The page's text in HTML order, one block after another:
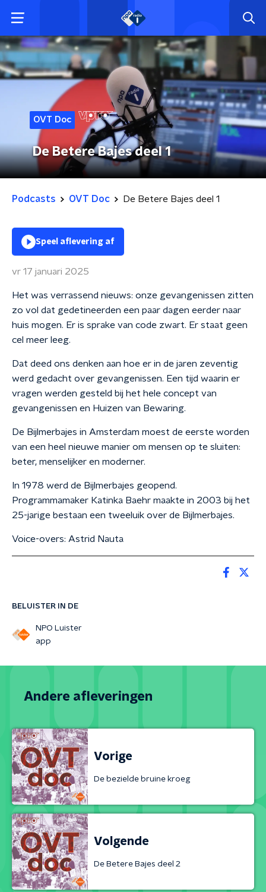
OVT Doc
De Betere Bajes deel 1
Podcasts OVT Doc De Betere Bajes deel 1
BELUISTER IN DE
NPO Luister
app
Speel aflevering af
vr 17 januari 2025
Het was verrassend nieuws: onze gevangenissen zitten
zo vol dat gedetineerden een paar dagen eerder naar
huis mogen. Er is sprake van code zwart. Er staat geen
cel meer leeg.
Dat deed ons denken aan hoe er in de jaren zeventig
werd gedacht over gevangenissen. Een tijd waarin er
vragen werden gesteld bij het hele concept van
gevangenissen en Huizen van Bewaring.
De Bijlmerbajes in Amsterdam moest de eerste worden
van een heel nieuwe manier om mensen op te sluiten:
beter, menselijker en moderner.
In 1978 werd de Bijlmerbajes geopend.
Programmamaker Katinka Baehr maakte in 2003 bij het
25-jarige bestaan een tweeluik over de Bijlmerbajes.
Voice-overs: Astrid Nauta
Andere afleveringen
Vorige
De bezielde bruine kroeg
Volgende
De Betere Bajes deel 2